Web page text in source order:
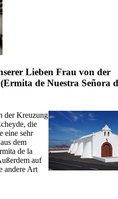
Lieben Frau von der
Ermita de Nuestra Señora
der Kreuzung
, die
eine sehr
dem
de la
auf
andere Art